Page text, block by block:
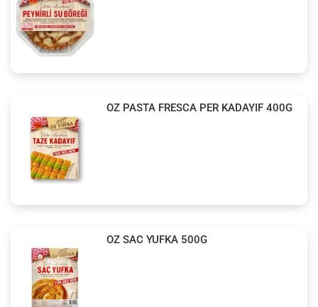
OZ PASTA FRESCA PER KADAYIF 400G
OZ SAC YUFKA 500G